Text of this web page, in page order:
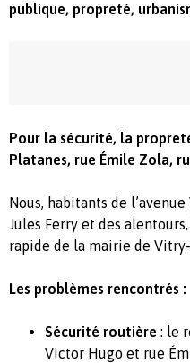
publique, propreté,
Pour la sécurité, la
Platanes, rue Émile Zola,
Nous, habitants de
Jules Ferry et des
rapide de la mairie de
Les problèmes rencontrés :
Sécurité routière : le
Victor Hugo et rue